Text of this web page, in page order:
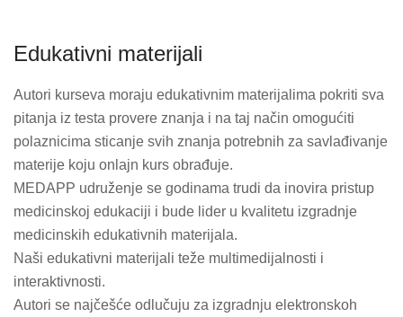
Edukativni materijali
Autori kurseva moraju edukativnim materijalima pokriti sva
pitanja iz testa provere znanja i na taj način omogućiti
polaznicima sticanje svih znanja potrebnih za savlađivanje
materije koju onlajn kurs obrađuje.
MEDAPP udruženje se godinama trudi da inovira pristup
medicinskoj edukaciji i bude lider u kvalitetu izgradnje
medicinskih edukativnih materijala.
Naši edukativni materijali teže multimedijalnosti i
interaktivnosti.
Autori se najčešće odlučuju za izgradnju elektronskoh